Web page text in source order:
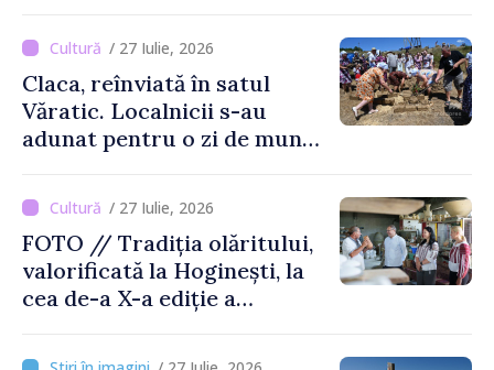
/ 27 Iulie, 2026
Claca, reînviată în satul
Văratic. Localnicii s-au
adunat pentru o zi de muncă
/ 27 Iulie, 2026
FOTO // Tradiția olăritului,
valorificată la Hoginești, la
cea de-a X-a ediție a
Vasile Gonciari”